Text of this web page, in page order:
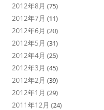
2012年8月 (75)
2012年7月 (11)
2012年6月 (20)
2012年5月 (31)
2012年4月 (25)
2012年3月 (45)
2012年2月 (39)
2012年1月 (29)
2011年12月 (24)